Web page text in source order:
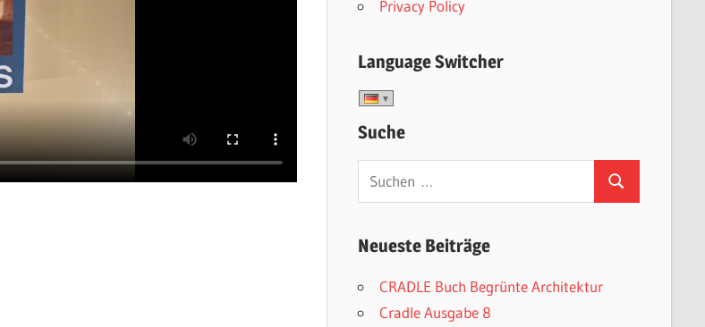
Privacy Policy
Language Switcher
Suche
Suchen
nach:
Suchen
Neueste Beiträge
CRADLE Buch Begrünte Architektur
Cradle Ausgabe 8